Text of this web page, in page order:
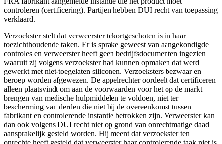
controleren (certificering). Partijen hebben DUI recht van toepassing
verklaard.
Verzoekster stelt dat verweerster tekortgeschoten is in haar
toezichthoudende taken. Er is sprake geweest van aangekondigde
controles en verweerster heeft geen bedrijfsdocumenten ingezien
waaruit zij volgens verzoekster had kunnen opmaken dat werd
gewerkt met niet-toegelaten siliconen. Verzoeksters bezwaar en
beroep worden afgewezen. De appelrechter oordeelt dat certificeren
alleen plaatsvindt om aan de voorwaarden voor het op de markt
brengen van medische hulpmiddelen te voldoen, niet ter
bescherming van derden die niet bij de overeenkomst tussen
fabrikant en controlerende instantie betrokken zijn. Verweerster kan
dan ook volgens DUI recht niet op grond van onrechtmatige daad
aansprakelijk gesteld worden. Hij meent dat verzoekster ten